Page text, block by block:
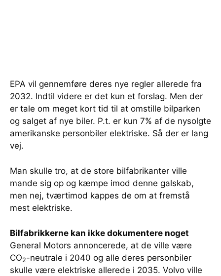
EPA vil gennemføre deres nye regler allerede fra
2032. Indtil videre er det kun et forslag. Men der
er tale om meget kort tid til at omstille bilparken
og salget af nye biler. P.t. er kun 7% af de nysolgte
amerikanske personbiler elektriske. Så der er lang
vej.
Man skulle tro, at de store bilfabrikanter ville
mande sig op og kæmpe imod denne galskab,
men nej, tværtimod kappes de om at fremstå
mest elektriske.
Bilfabrikkerne kan ikke dokumentere noget
General Motors annoncerede, at de ville være
CO2-neutrale i 2040 og alle deres personbiler
skulle være elektriske allerede i 2035. Volvo ville